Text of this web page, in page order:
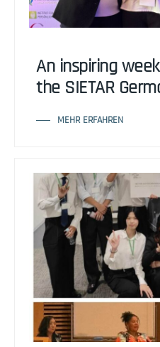
An inspiring
the SIETAR
MEHR ERFAHREN